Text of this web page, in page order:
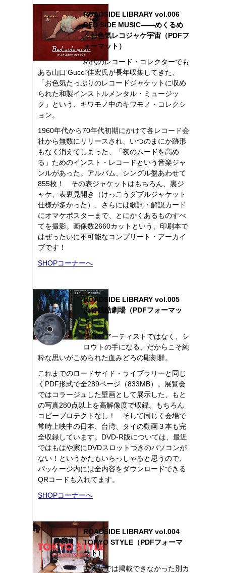
ROADSIDE LIBRARY vol.006
BED SIDE MUSIC――めくるめ
くお色気レコジャケ宇宙（PDFフ
ォーマット）
稀代のレコード・コレクターでも
ある山口‘Gucci’佳宏氏が長年収集してきた、
「お色気たっぷりのレコードジャケットに収め
られた和製インストルメンタル・ミュージッ
ク」という、キワモノ中のキワモノ・コレクシ
ョン。
1960年代から70年代初期にかけて各レコード会
社から無数にリリースされ、いつのまにか跡形
もなく消えてしまった、「夜のムードを高め
る」ためのインスト・レコードという音楽ジャ
ンルがあった。アルバム、シングル盤あわせて
855枚！ その表ジャケットはもちろん、裏ジ
ャケ、表裏見開き（けっこうダブルジャケット
仕様が多かった）、さらには歌詞・解説カード
にオマケポスターまで、とにかくあるものすべ
てを撮影。画像数2660カットという、印刷本で
はぜったいに不可能なコンプリート・アーカイ
ブです！
SHOPコーナーへ
ROADSIDE LIBRARY vol.005
渋谷残酷劇場（PDFフォーマッ
ト）
プロのアーティストではなく、シ
ロウトの手になる、だからこそ純
粋な思いがこめられた血みどろの彫刻群。
これまでのロードサイド・ライブラリーと同じ
くPDF形式で全289ページ（833MB）。展覧会
ではコラージュした壁画として展示した、もと
の写真280点以上を高解像度で収録。もちろん
コピープロテクトなし！ そして同じく会場で
常時上映中の日本、台湾、タイの動画３本も完
全収録しています。DVD-R版については、最近
ではもはや家にDVDスロットつきのパソコンが
ない！というかたもいらっしゃると思うので、
パッケージ内には全内容をダウンロードできる
QRコードも入れてます。
SHOPコーナーへ
ROADSIDE LIBRARY vol.004
TOKYO STYLE（PDFフォーマ
ット）
書籍版では掲載できなかった別カ